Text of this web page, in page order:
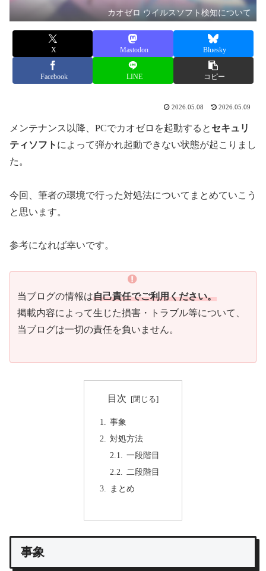
カオゼロ ウイルスソフト検知について
X Mastodon Bluesky
Facebook LINE コピー
2026.05.08 2026.05.09
メンテナンス以降、PCでカオゼロを起動すると セキュリ
ティソフト によって弾かれ起動できない状態が起こりまし
た。
今回、筆者の環境で行った対処法についてまとめていこう
と思います。
参考になれば幸いです。
当ブログの情報は自己責任でご利用ください。
掲載内容によって生じた損害・トラブル等について、
当ブログは一切の責任を負いません。
目次
事象
対処方法
一段階目
二段階目
まとめ
事象